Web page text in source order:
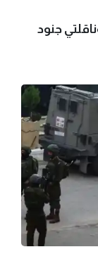
7 دبابات وناقلتي جنود